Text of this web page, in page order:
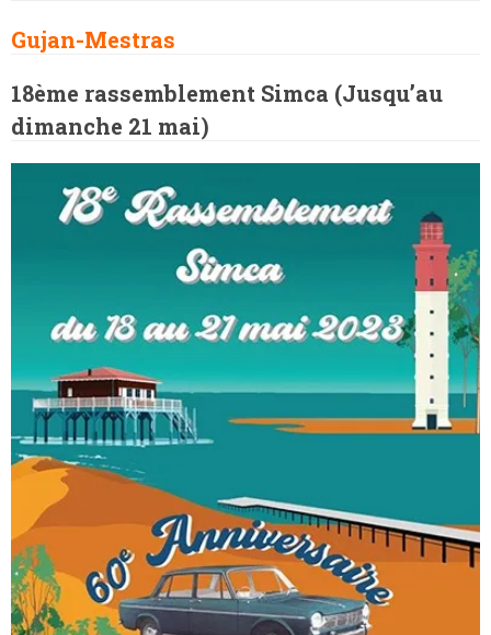
Gujan-Mestras
18ème rassemblement Simca (Jusqu’au
dimanche 21 mai)